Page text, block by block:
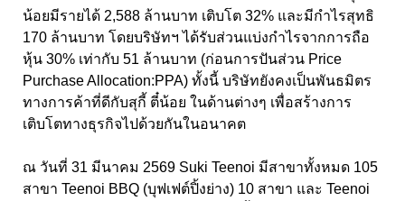
น้อยมีรายได้ 2,588 ล้านบาท เติบโต 32% และมีกำไรสุทธิ
170 ล้านบาท โดยบริษัทฯ ได้รับส่วนแบ่งกำไรจากการถือ
หุ้น 30% เท่ากับ 51 ล้านบาท (ก่อนการปันส่วน Price
Purchase Allocation:PPA) ทั้งนี้ บริษัทยังคงเป็นพันธมิตร
ทางการค้าที่ดีกับสุกี้ ตี๋น้อย ในด้านต่างๆ เพื่อสร้างการ
เติบโตทางธุรกิจไปด้วยกันในอนาคต
ณ วันที่ 31 มีนาคม 2569 Suki Teenoi มีสาขาทั้งหมด 105
สาขา Teenoi BBQ (บุฟเฟต์ปิ้งย่าง) 10 สาขา และ Teenoi